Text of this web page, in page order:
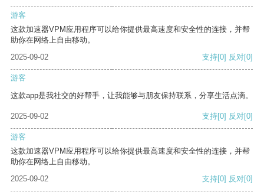
游客
这款加速器VPM应用程序可以给你提供最高速度和安全性的连接，并帮
助你在网络上自由移动。
2025-09-02
支持[0] 反对[0]
游客
这款app是我社交的好帮手，让我能够与朋友保持联系，分享生活点滴。
2025-09-02 支持[0] 反对[0]
游客
这款加速器VPM应用程序可以给你提供最高速度和安全性的连接，并帮
助你在网络上自由移动。
2025-09-02
支持[0] 反对[0]